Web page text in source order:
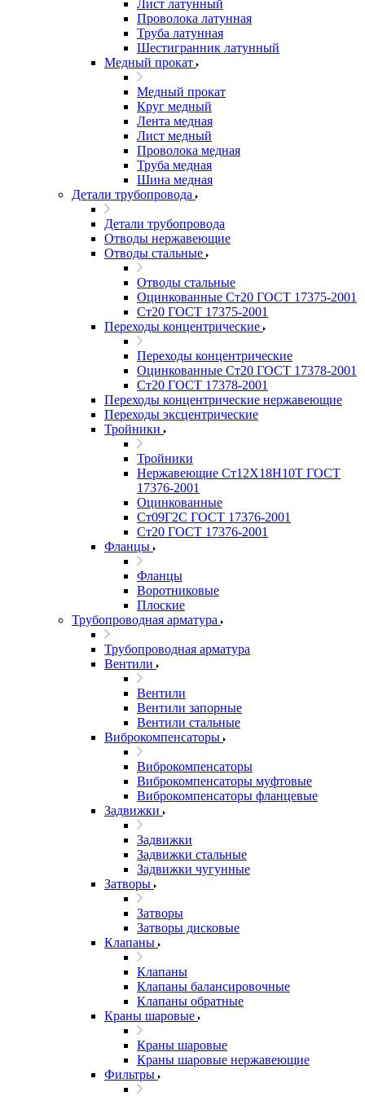
Лист латунный
Проволока латунная
Труба латунная
Шестигранник латунный
Медный прокат
Медный прокат
Круг медный
Лента медная
Лист медный
Проволока медная
Труба медная
Шина медная
Детали трубопровода
Детали трубопровода
Отводы нержавеющие
Отводы стальные
Отводы стальные
Оцинкованные Ст20 ГОСТ 17375-2001
Ст20 ГОСТ 17375-2001
Переходы концентрические
Переходы концентрические
Оцинкованные Ст20 ГОСТ 17378-2001
Ст20 ГОСТ 17378-2001
Переходы концентрические нержавеющие
Переходы эксцентрические
Тройники
Тройники
Нержавеющие Ст12Х18Н10Т ГОСТ
17376-2001
Оцинкованные
Ст09Г2С ГОСТ 17376-2001
Ст20 ГОСТ 17376-2001
Фланцы
Фланцы
Воротниковые
Плоские
Трубопроводная арматура
Трубопроводная арматура
Вентили
Вентили
Вентили запорные
Вентили стальные
Виброкомпенсаторы
Виброкомпенсаторы
Виброкомпенсаторы муфтовые
Виброкомпенсаторы фланцевые
Задвижки
Задвижки
Задвижки стальные
Задвижки чугунные
Затворы
Затворы
Затворы дисковые
Клапаны
Клапаны
Клапаны балансировочные
Клапаны обратные
Краны шаровые
Краны шаровые
Краны шаровые нержавеющие
Фильтры